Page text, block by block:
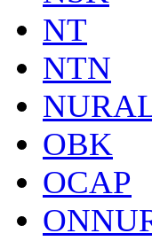
NT
NTN
OBK
OCAP